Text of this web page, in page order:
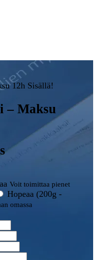
12h Sisällä!
– Maksu
Voit toimittaa pienet
Hopeaa (200g -
omassa